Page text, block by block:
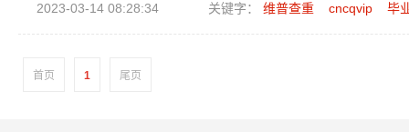
2023-03-14 08:28:34 关键字： 维普查重 cncqvip 毕
首页 1 尾页